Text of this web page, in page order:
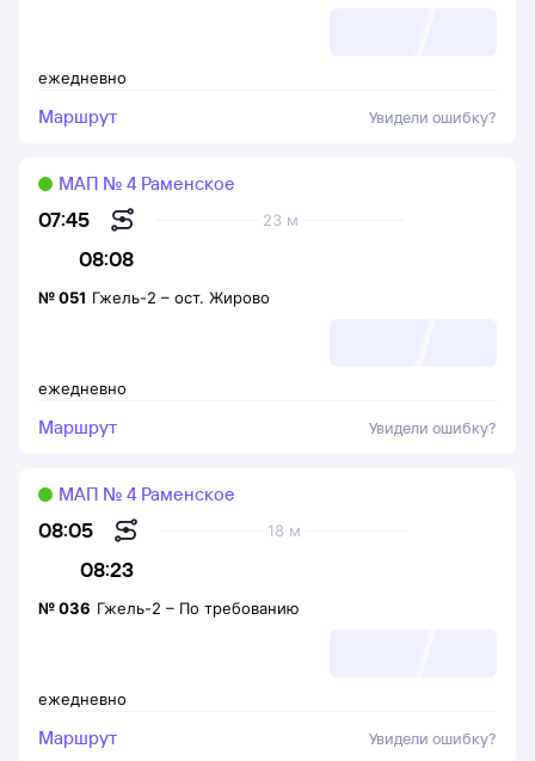
ежедневно
Маршрут Увидели ошибку?
07:45
08:08
23 м
МАП № 4 Раменское
ежедневно
№051 Гжель-2 – ост. Жирово
Маршрут Увидели ошибку?
08:05
08:23
18 м
МАП № 4 Раменское
ежедневно
№036 Гжель-2 – По требованию
Маршрут Увидели ошибку?